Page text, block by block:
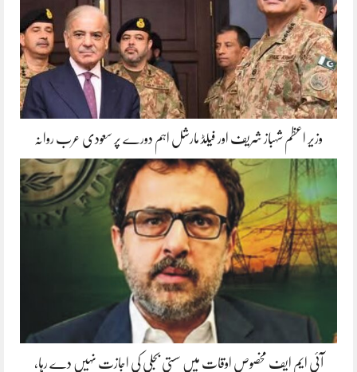
وزیر اعظم شہباز شریف اور فیلڈ مارشل اہم دورے پر سعودی عرب روانہ
آئی ایم ایف مخصوص اوقات میں سستی بجلی کی اجازت نہیں دے رہا،